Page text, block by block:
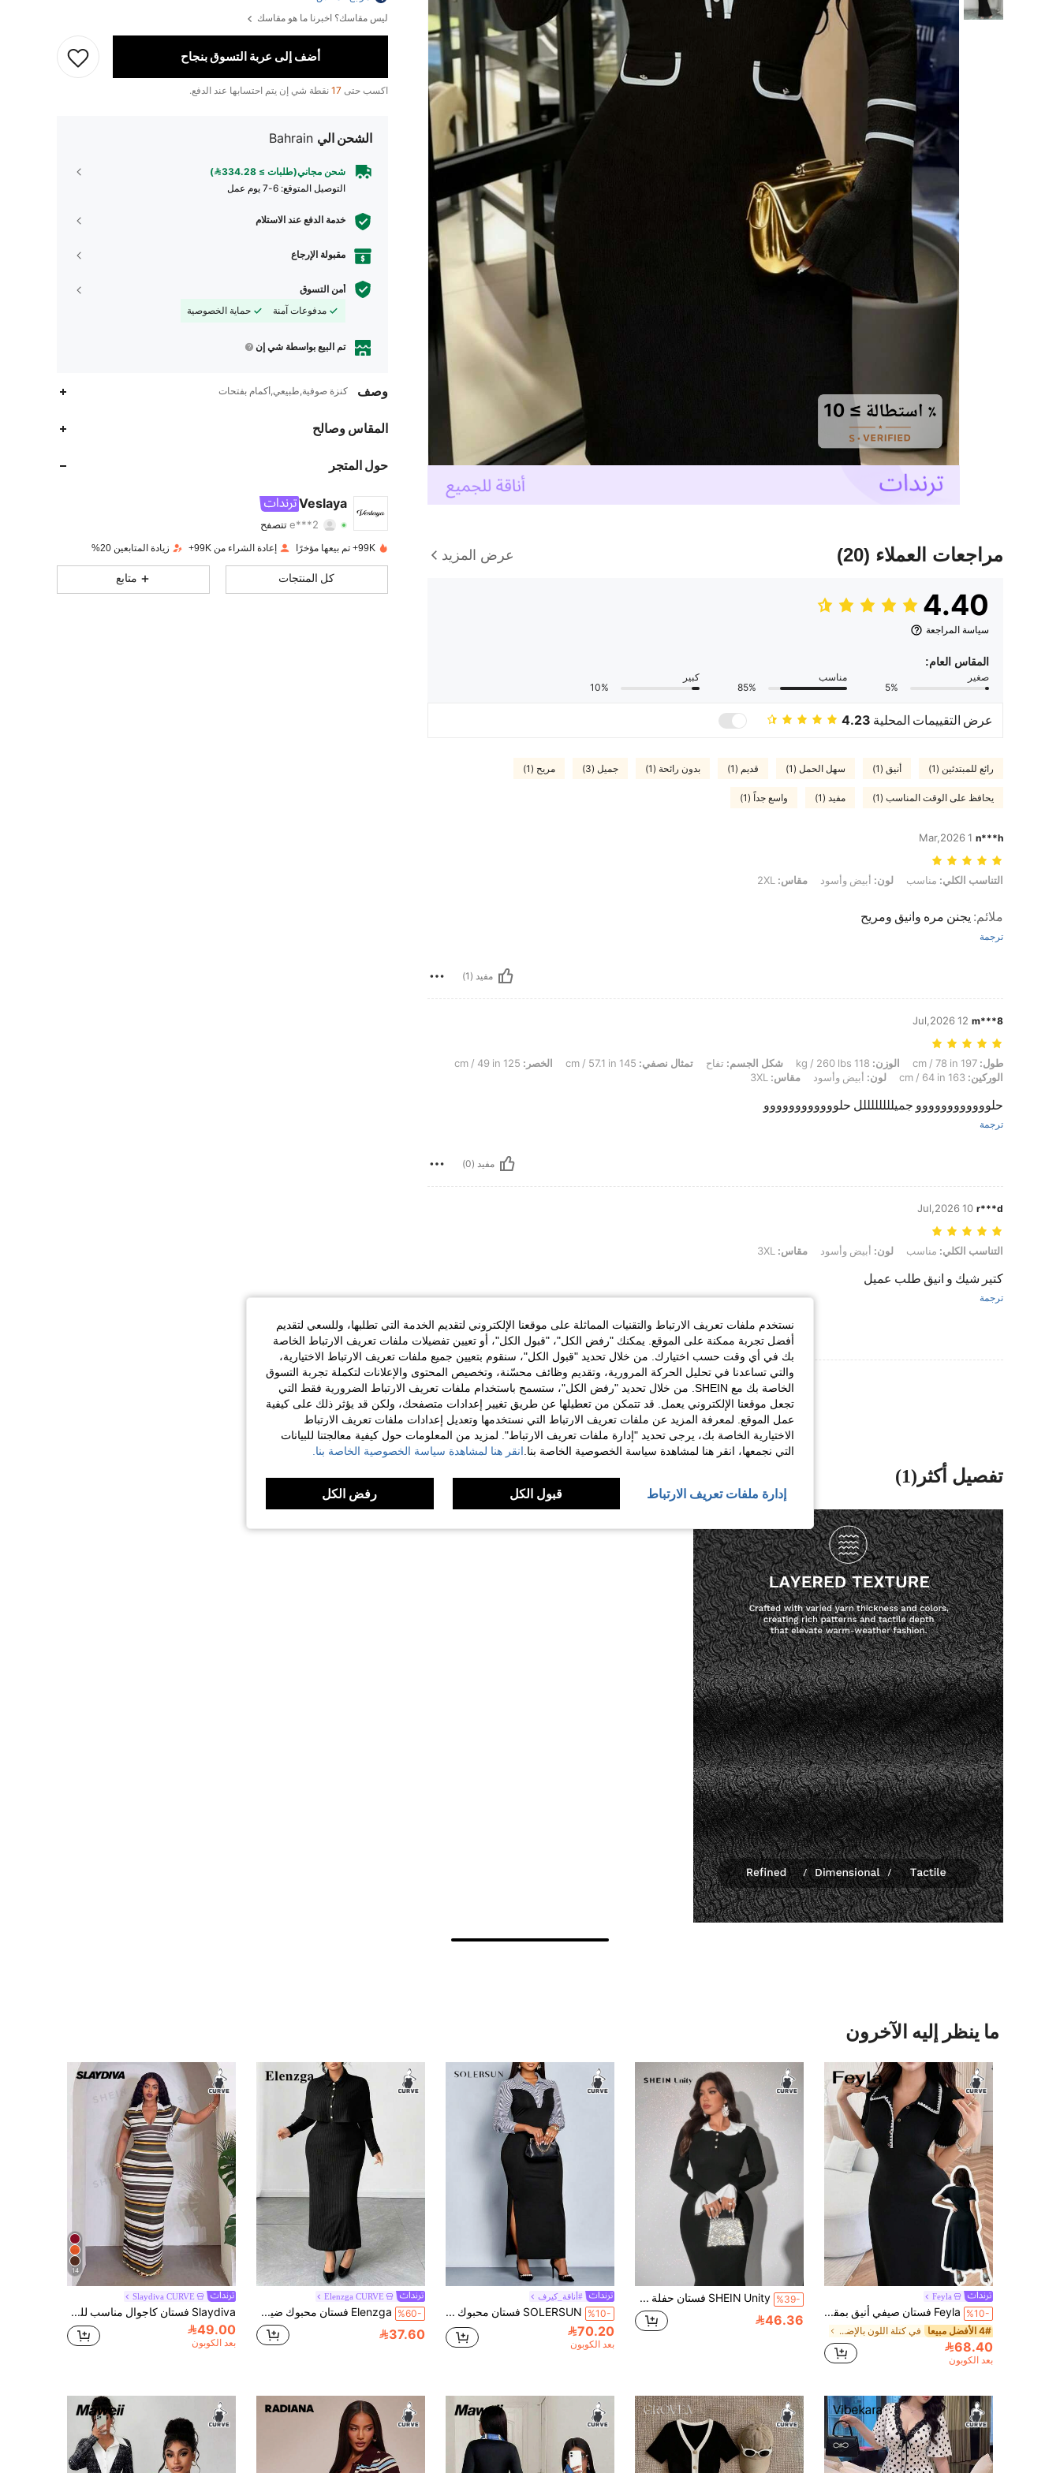
مراجعات العملاء (20) عرض المزيد
4.40
سياسة المراجعة
المقاس العام:
صغير
5%
مناسب
85%
كبير
10%
عرض التقييمات المحلية 4.23
رائع للمبتدئين (1) أنيق (1) سهل الحمل (1) قديم (1) بدون رائحة (1) جميل (3) مريح (1)
يحافظ على الوقت المناسب (1) مفيد (1) واسع جداً (1)
n***h
1 Mar,2026
التناسب الكلي: مناسب, لون: أبيض وأسود, مقاس: 2XL
التناسب الكلي: مناسب لون: أبيض وأسود مقاس:
ملائم: يجنن مره وانيق ومريح
ترجمة
مفيد (1)
m***8
12 Jul,2026
طول: 197 cm / 78 in, الوزن: 118 kg / 260 lbs, شكل الجسم: تفاح, تمثال نصفي: 145 cm / 57.1 in, الخصر: 125 cm / 49 in, الوركين: 163 cm / 64 in, لون: أبيض وأسود, مقاس: 3XL
طول: الوزن: شكل الجسم: تفاح تمثال نصفي: الخصر:
الوركين:
لون: أبيض وأسود مقاس:
حلوووووووووووو جميللللللللل حلوووووووووووو
ترجمة
مفيد (0)
r***d
10 Jul,2026
التناسب الكلي: مناسب, لون: أبيض وأسود, مقاس: 3XL
التناسب الكلي: مناسب لون: أبيض وأسود مقاس:
كتير شيك و انيق طلب عميل
ترجمة
مفيد (0)
عرض المزيد من المراجعات
ليس مقاسك؟ اخبرنا ما هو مقاسك
أضف إلى عربة التسوق بنجاح
اكسب حتى 17 نقطة شي إن يتم احتسابها عند الدفع.
الشحن الي Bahrain
شحن مجاني(طلبات ≥ 334.28)
التوصيل المتوقع: 6-7 يوم عمل
خدمة الدفع عند الاستلام
مقبولة الإرجاع
أمن التسوق
مدفوعات آمنة
حماية الخصوصية
تم البيع بواسطة شي إن
وصف كنزة صوفية,طبيعي,أكمام بفتحات
المقاس وصالح
حول المتجر
Veslaya
e***2تتصفح
4.79 تقييم 1.6Kقطع
4.79
1.6K
112K
99K+ تم بيعها مؤخرًا إعادة الشراء من 99K+ زيادة المتابعين 20%
كل المنتجات متابع
تفصيل أكثر(1)
ما ينظر إليه الآخرون
Feyla
%10- Feyla فستان صيفي أنيق بمقاسات كبيرة بتصميم تقليدي مع حواف ملونة، ملابس عمل رسمية للمكتب والسهرات، أسود، مناسب ليوم المعلم
4# الأفضل مبيعا في كتلة اللون بالإضافة إلى حجم فساتين
68.40
بعد الكوبون
%39- SHEIN Unity فستان حفلة طويل ضيق للمرأة البدينة مناسب للحفلات ذو أكمام طويلة وياقة بيتر بان مع تداخل مشبع، تصميم أنيق رومانسي
46.36
#أناقة_كيرف
%10- SOLERSUN فستان محبوك طويل الأكمام مناسب للمرأة ذات الحجم الكبير، بتصميم كاجوال أنيق مع ألوان متباينة، بطبعات مخططة ولمسات قطعتين، مناسب للارتداء في الشتاء والخريف، للتسوق والمناسبات المختلفة
70.20
بعد الكوبون
Elenzga CURVE
%60- Elenzga فستان محبوك ضيق الجسم أنيق للمقاسات الكبيرة، مناسب للارتداء في المنزل والخارج
37.60
14
Slaydiva CURVE
Slaydiva فستان كاجوال مناسب للمقاسات الكبيرة للنساء بأكمام قصيرة وخطوط
49.00
بعد الكوبون
نستخدم ملفات تعريف الارتباط والتقنيات المماثلة على موقعنا الإلكتروني لتقديم الخدمة التي تطلبها، وللسعي لتقديم
أفضل تجربة ممكنة على الموقع. يمكنك "رفض الكل"، "قبول الكل"، أو تعيين تفضيلات ملفات تعريف الارتباط الخاصة
بك في أي وقت حسب اختيارك. من خلال تحديد "قبول الكل"، سنقوم بتعيين جميع ملفات تعريف الارتباط الاختيارية،
والتي تساعدنا في تحليل الحركة المرورية، وتقديم وظائف محسّنة، وتخصيص المحتوى والإعلانات لتكملة تجربة التسوق
الخاصة بك مع SHEIN. من خلال تحديد "رفض الكل"، ستسمح باستخدام ملفات تعريف الارتباط الضرورية فقط التي
تجعل موقعنا الإلكتروني يعمل. قد تتمكن من تعطيلها عن طريق تغيير إعدادات متصفحك، ولكن قد يؤثر ذلك على كيفية
عمل الموقع. لمعرفة المزيد عن ملفات تعريف الارتباط التي نستخدمها وتعديل إعدادات ملفات تعريف الارتباط
الاختيارية الخاصة بك، يرجى تحديد "إدارة ملفات تعريف الارتباط". لمزيد من المعلومات حول كيفية معالجتنا للبيانات
التي نجمعها، انقر هنا لمشاهدة سياسة الخصوصية الخاصة بنا. انقر هنا لمشاهدة سياسة الخصوصية الخاصة بنا.
إدارة ملفات تعريف الارتباط قبول الكل رفض الكل